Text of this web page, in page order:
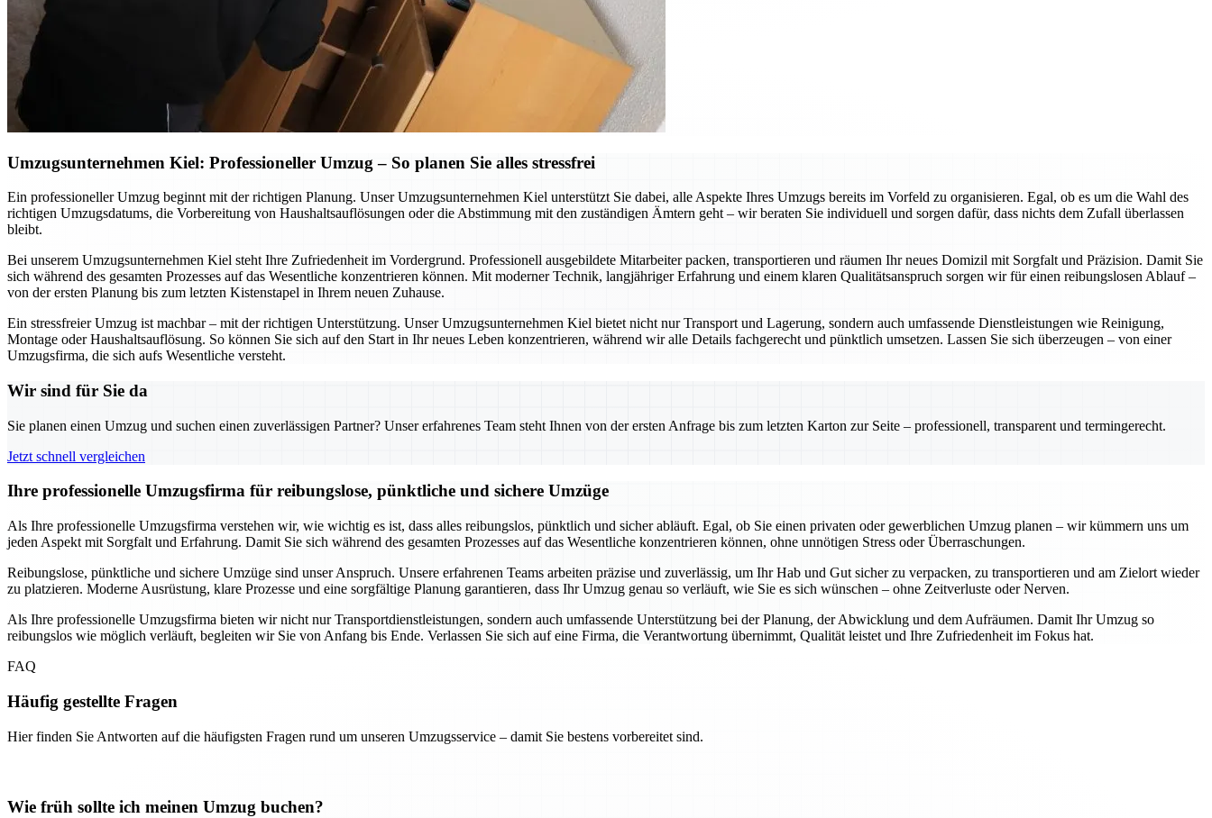
Umzugsunternehmen Kiel: Professioneller Umzug – So planen Sie alles stressfrei
Ein professioneller Umzug beginnt mit der richtigen Planung. Unser Umzugsunternehmen Kiel unterstützt Sie dabei, alle Aspekte Ihres Umzugs bereits im Vorfeld zu organisieren. Egal, ob es um die Wahl des
richtigen Umzugsdatums, die Vorbereitung von Haushaltsauflösungen oder die Abstimmung mit den zuständigen Ämtern geht – wir beraten Sie individuell und sorgen dafür, dass nichts dem Zufall überlassen
bleibt.
Bei unserem Umzugsunternehmen Kiel steht Ihre Zufriedenheit im Vordergrund. Professionell ausgebildete Mitarbeiter packen, transportieren und räumen Ihr neues Domizil mit Sorgfalt und Präzision. Damit Sie
sich während des gesamten Prozesses auf das Wesentliche konzentrieren können. Mit moderner Technik, langjähriger Erfahrung und einem klaren Qualitätsanspruch sorgen wir für einen reibungslosen Ablauf –
von der ersten Planung bis zum letzten Kistenstapel in Ihrem neuen Zuhause.
Ein stressfreier Umzug ist machbar – mit der richtigen Unterstützung. Unser Umzugsunternehmen Kiel bietet nicht nur Transport und Lagerung, sondern auch umfassende Dienstleistungen wie Reinigung,
Montage oder Haushaltsauflösung. So können Sie sich auf den Start in Ihr neues Leben konzentrieren, während wir alle Details fachgerecht und pünktlich umsetzen. Lassen Sie sich überzeugen – von einer
Umzugsfirma, die sich aufs Wesentliche versteht.
Wir sind für Sie da
Sie planen einen Umzug und suchen einen zuverlässigen Partner? Unser erfahrenes Team steht Ihnen von der ersten Anfrage bis zum letzten Karton zur Seite – professionell, transparent und termingerecht.
Jetzt schnell vergleichen
Ihre professionelle Umzugsfirma für reibungslose, pünktliche und sichere Umzüge
Als Ihre professionelle Umzugsfirma verstehen wir, wie wichtig es ist, dass alles reibungslos, pünktlich und sicher abläuft. Egal, ob Sie einen privaten oder gewerblichen Umzug planen – wir kümmern uns um
jeden Aspekt mit Sorgfalt und Erfahrung. Damit Sie sich während des gesamten Prozesses auf das Wesentliche konzentrieren können, ohne unnötigen Stress oder Überraschungen.
Reibungslose, pünktliche und sichere Umzüge sind unser Anspruch. Unsere erfahrenen Teams arbeiten präzise und zuverlässig, um Ihr Hab und Gut sicher zu verpacken, zu transportieren und am Zielort wieder
zu platzieren. Moderne Ausrüstung, klare Prozesse und eine sorgfältige Planung garantieren, dass Ihr Umzug genau so verläuft, wie Sie es sich wünschen – ohne Zeitverluste oder Nerven.
Als Ihre professionelle Umzugsfirma bieten wir nicht nur Transportdienstleistungen, sondern auch umfassende Unterstützung bei der Planung, der Abwicklung und dem Aufräumen. Damit Ihr Umzug so
reibungslos wie möglich verläuft, begleiten wir Sie von Anfang bis Ende. Verlassen Sie sich auf eine Firma, die Verantwortung übernimmt, Qualität leistet und Ihre Zufriedenheit im Fokus hat.
FAQ
Häufig gestellte Fragen
Hier finden Sie Antworten auf die häufigsten Fragen rund um unseren Umzugsservice – damit Sie bestens vorbereitet sind.
Wie früh sollte ich meinen Umzug buchen?